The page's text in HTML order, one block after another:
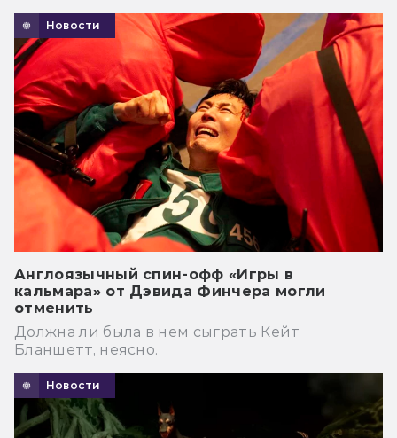
Новости
Англоязычный спин-офф «Игры в
кальмара» от Дэвида Финчера могли
отменить
Должна ли была в нем сыграть Кейт
Бланшетт, неясно.
Новости